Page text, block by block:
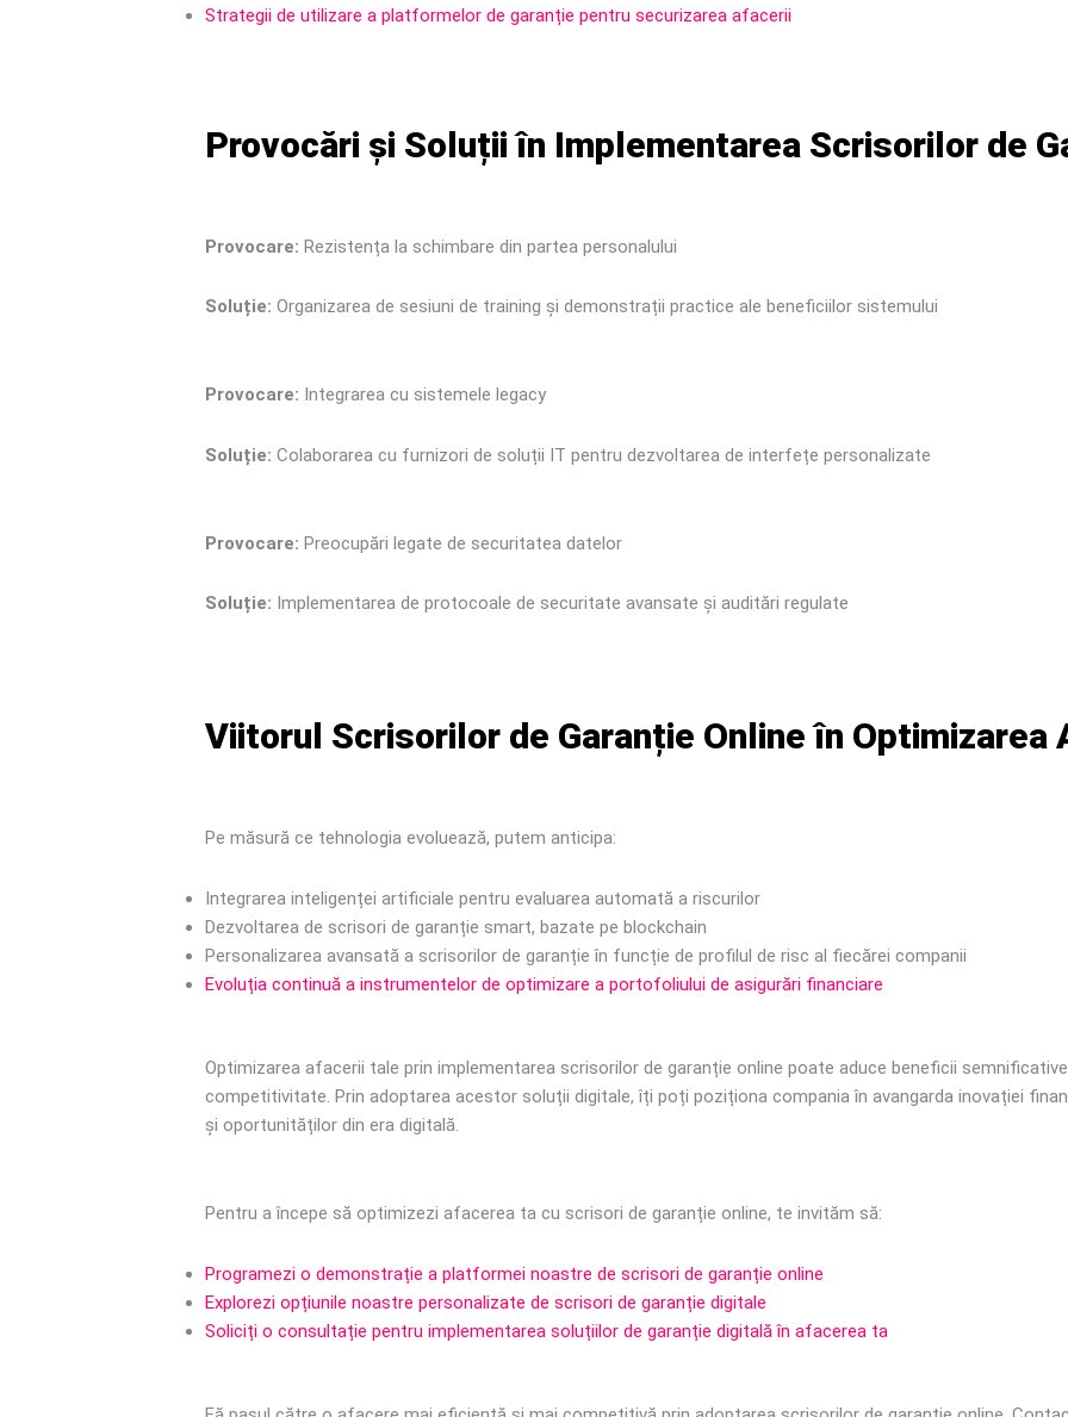
Strategii de utilizare a platformelor de garanție pentru securizarea afacerii
Provocări și Soluții în Implementarea Scrisorilor de
Provocare: Rezistența la schimbare din partea personalului
Soluție: Organizarea de sesiuni de training și demonstrații practice ale beneficiilor sistemului
Provocare: Integrarea cu sistemele legacy
Soluție: Colaborarea cu furnizori de soluții IT pentru dezvoltarea de interfețe personalizate
Provocare: Preocupări legate de securitatea datelor
Soluție: Implementarea de protocoale de securitate avansate și auditări regulate
Viitorul Scrisorilor de Garanție Online în Optimizarea
Pe măsură ce tehnologia evoluează, putem anticipa:
Integrarea inteligenței artificiale pentru evaluarea automată a riscurilor
Dezvoltarea de scrisori de garanție smart, bazate pe blockchain
Personalizarea avansată a scrisorilor de garanție în funcție de profilul de risc al fiecărei companii
Evoluția continuă a instrumentelor de optimizare a portofoliului de asigurări financiare
Optimizarea afacerii tale prin implementarea scrisorilor de garanție online poate aduce beneficii
competitivitate. Prin adoptarea acestor soluții digitale, îți poți poziționa compania în avangarda inovației
și oportunităților din era digitală.
Pentru a începe să optimizezi afacerea ta cu scrisori de garanție online, te invităm să:
Programezi o demonstrație a platformei noastre de scrisori de garanție online
Explorezi opțiunile noastre personalizate de scrisori de garanție digitale
Soliciți o consultație pentru implementarea soluțiilor de garanție digitală în afacerea ta